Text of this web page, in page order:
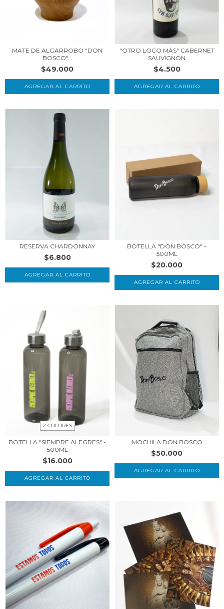
MATE DE ALGARROBO "DON
BOSCO"...
$49.000
"OTRO LOCO MÁS" CABERNET
SAUVIGNON
$4.500
RESERVA CHARDONNAY
$6.800
BOTELLA "DON BOSCO" -
500ML
$20.000
2 COLORES
BOTELLA "SIEMPRE ALEGRES" -
500ML
$16.000
AGREGAR AL CARRITO
MOCHILA DON BOSCO
$50.000